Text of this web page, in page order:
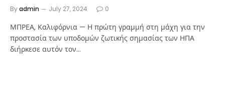
Byadmin July 27, 2024 0
ΜΠΡΕΑ, Καλιφόρνια — Η πρώτη γραμμή στη μάχη για την
προστασία των υποδομών ζωτικής σημασίας των ΗΠΑ
διήρκεσε αυτόν τον…